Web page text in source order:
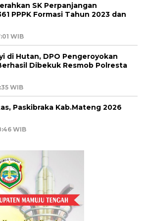
SK Perpanjangan
PPPK Formasi Tahun 2023 dan
WIB
di Hutan, DPO Pengeroyokan
Dibekuk Resmob Polresta
WIB
Paskibraka Kab.Mateng 2026
WIB